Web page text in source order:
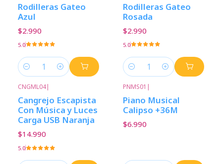
Rodilleras Gateo
Azul
$2.990
5.0
Cantidad
Rodilleras Gateo
Rosada
$2.990
5.0
Cantidad
CNGML04|
Cangrejo Escapista
Con Música y Luces
Carga USB Naranja
$14.990
5.0
PNMS01 |
Piano Musical
Calipso +36M
$6.990